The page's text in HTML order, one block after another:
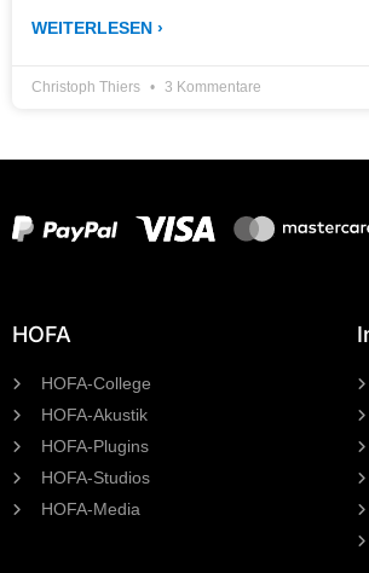
WEITERLESEN ›
Christoph Thiers 3 Kommentare
HOFA
HOFA-College
HOFA-Akustik
HOFA-Plugins
HOFA-Studios
HOFA-Media